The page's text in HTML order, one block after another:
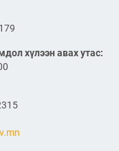
уулзлаа
САЙД
САЙДТАЙ
ТӨСЛИЙН
хүлээн авах утас: